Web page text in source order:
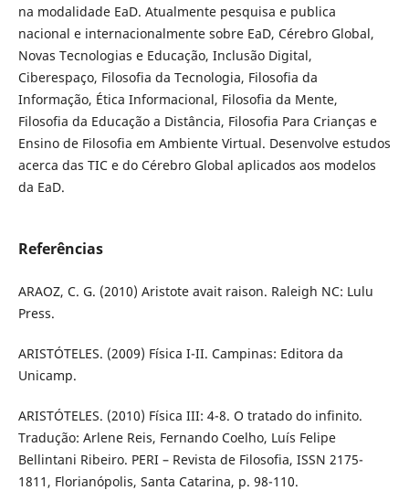
na modalidade EaD. Atualmente pesquisa e publica
nacional e internacionalmente sobre EaD, Cérebro Global,
Novas Tecnologias e Educação, Inclusão Digital,
Ciberespaço, Filosofia da Tecnologia, Filosofia da
Informação, Ética Informacional, Filosofia da Mente,
Filosofia da Educação a Distância, Filosofia Para Crianças e
Ensino de Filosofia em Ambiente Virtual. Desenvolve estudos
acerca das TIC e do Cérebro Global aplicados aos modelos
da EaD.
Referências
ARAOZ, C. G. (2010) Aristote avait raison. Raleigh NC: Lulu
Press.
ARISTÓTELES. (2009) Física I-II. Campinas: Editora da
Unicamp.
ARISTÓTELES. (2010) Física III: 4-8. O tratado do infinito.
Tradução: Arlene Reis, Fernando Coelho, Luís Felipe
Bellintani Ribeiro. PERI – Revista de Filosofia, ISSN 2175-
1811, Florianópolis, Santa Catarina, p. 98-110.